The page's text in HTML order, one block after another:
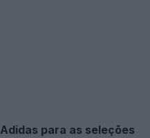
Adidas para as seleções